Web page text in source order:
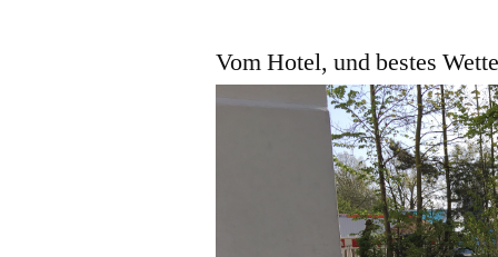
Vom Hotel, und bestes